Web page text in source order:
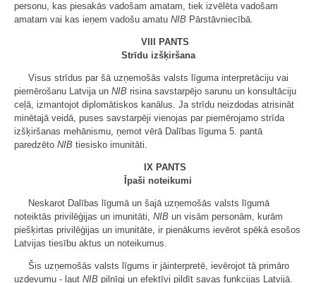
personu, kas piesakās vadošam amatam, tiek izvēlēta vadošam
amatam vai kas ieņem vadošu amatu NIB Pārstāvniecībā.
VIII PANTS
Strīdu izšķiršana
Visus strīdus par šā uzņemošās valsts līguma interpretāciju vai
piemērošanu Latvija un NIB risina savstarpējo sarunu un konsultāciju
ceļā, izmantojot diplomātiskos kanālus. Ja strīdu neizdodas atrisināt
minētajā veidā, puses savstarpēji vienojas par piemērojamo strīda
izšķiršanas mehānismu, ņemot vērā Dalības līguma 5. pantā
paredzēto NIB tiesisko imunitāti.
IX PANTS
Īpaši noteikumi
Neskarot Dalības līgumā un šajā uzņemošās valsts līgumā
noteiktās privilēģijas un imunitāti, NIB un visām personām, kurām
piešķirtas privilēģijas un imunitāte, ir pienākums ievērot spēkā esošos
Latvijas tiesību aktus un noteikumus.
Šis uzņemošās valsts līgums ir jāinterpretē, ievērojot tā primāro
uzdevumu - ļaut NIB pilnīgi un efektīvi pildīt savas funkcijas Latvijā.